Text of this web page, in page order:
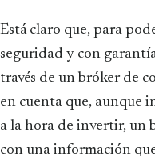
Está claro que, para
seguridad y con
través de un bróker de
en cuenta que, aunque
a la hora de invertir, un
con una información